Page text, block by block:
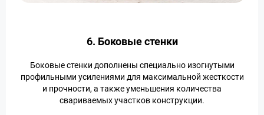
6. Боковые стенки
Боковые стенки дополнены специально изогнутыми
профильными усилениями для максимальной жесткости
и прочности, а также уменьшения количества
свариваемых участков конструкции.